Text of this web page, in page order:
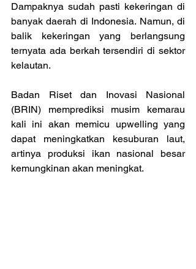
Dampaknya sudah pasti kekeringan di
banyak daerah di Indonesia. Namun, di
balik kekeringan yang berlangsung
ternyata ada berkah tersendiri di sektor
kelautan.
Badan Riset dan Inovasi Nasional
(BRIN) memprediksi musim kemarau
kali ini akan memicu upwelling yang
dapat meningkatkan kesuburan laut,
artinya produksi ikan nasional besar
kemungkinan akan meningkat.